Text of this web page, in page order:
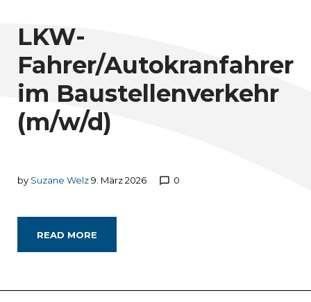
LKW-
Fahrer/Autokranfahrer
im Baustellenverkehr
(m/w/d)
by Suzane Welz9. März 2026 chat_bubble_outline 0
READ MORE